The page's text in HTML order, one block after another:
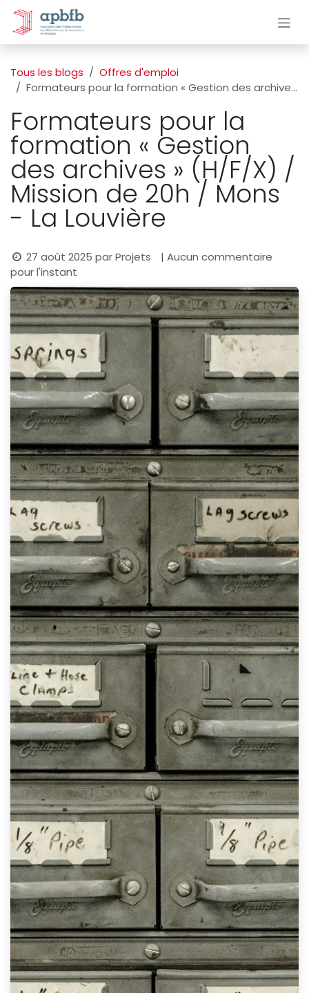
Se rendre au contenu
Tous les blogs
Offres d'emploi
Formateurs pour la formation « Gestion des archives » (H/F/X) / Mission de 20h / Mons - La Louvière
Formateurs pour la
formation « Gestion
des archives » (H/F/X) /
Mission de 20h / Mons
- La Louvière
27 août 2025 parProjets
| Aucun commentaire
pour l'instant